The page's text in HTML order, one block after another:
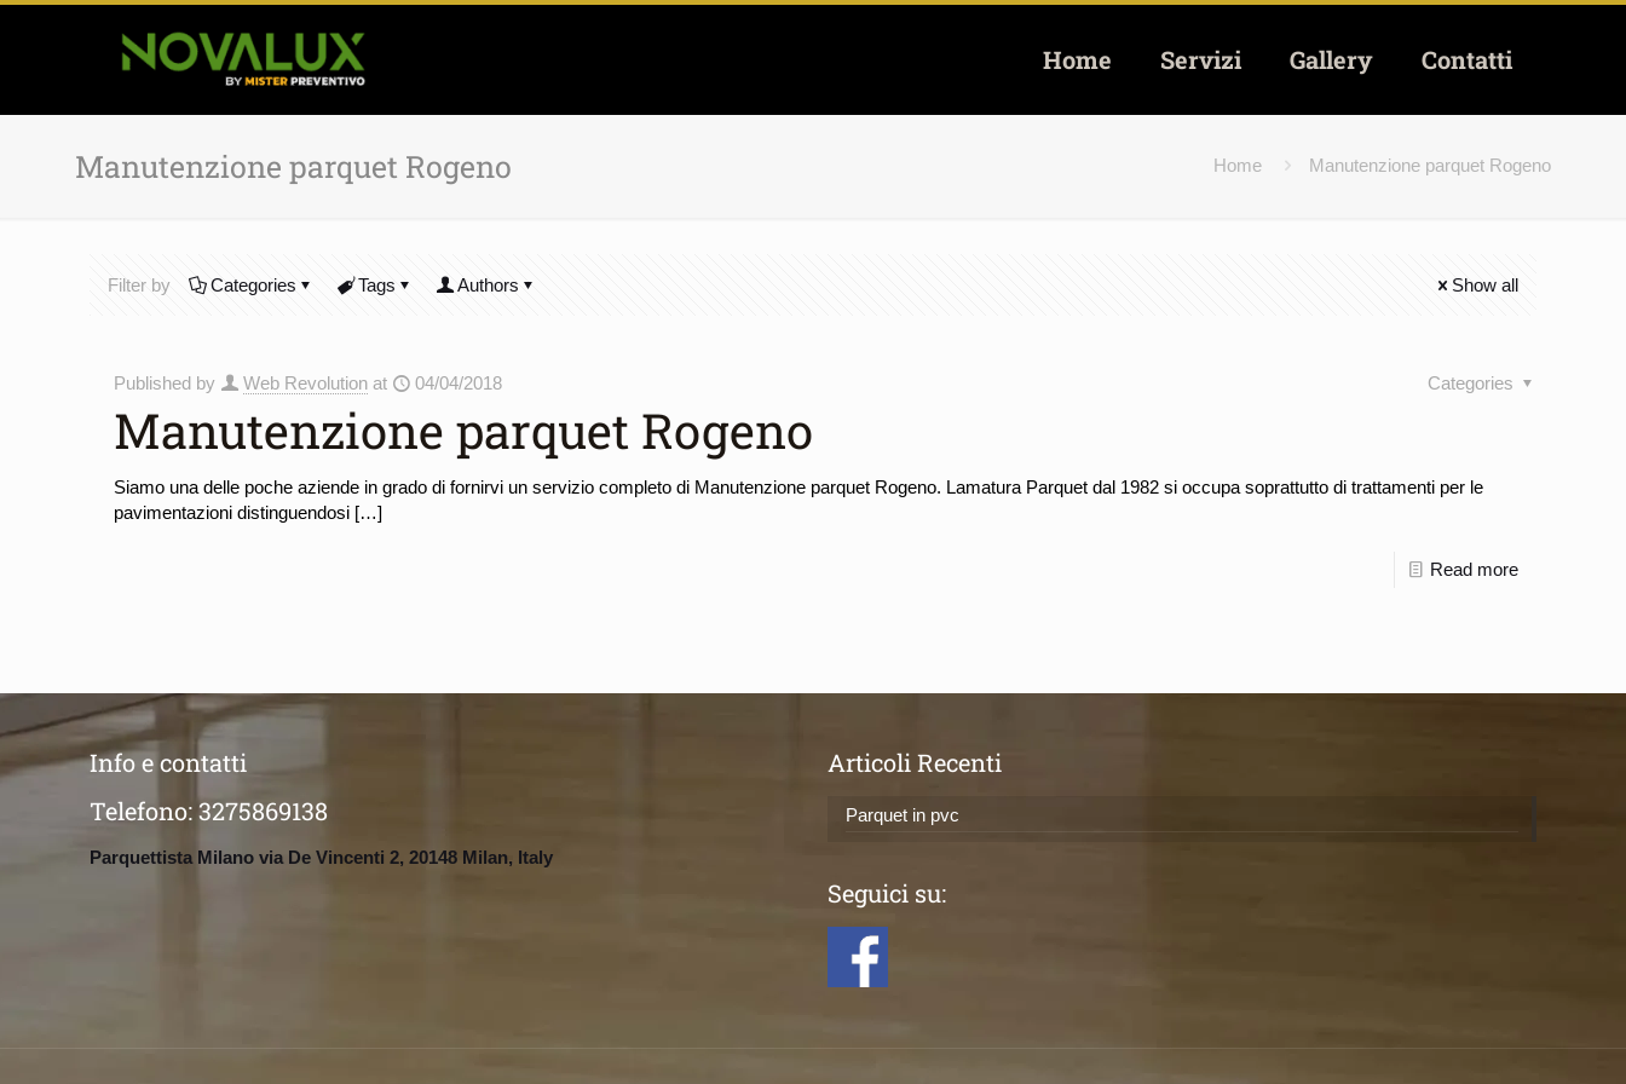
Home Servizi Gallery Contatti
Manutenzione parquet Rogeno Home Manutenzione parquet Rogeno
Filter by Categories Tags Authors Show all
Published by Web Revolution at 04/04/2018 Categories
Manutenzione parquet Rogeno
Siamo una delle poche aziende in grado di fornirvi un servizio completo di Manutenzione parquet Rogeno. Lamatura Parquet dal 1982 si occupa soprattutto di trattamenti per le
pavimentazioni distinguendosi […]
Read more
Info e contatti
Telefono:3275869138
Parquettista Milano via De Vincenti 2, 20148 Milan, Italy
Articoli Recenti
Parquet in pvc
Seguici su: